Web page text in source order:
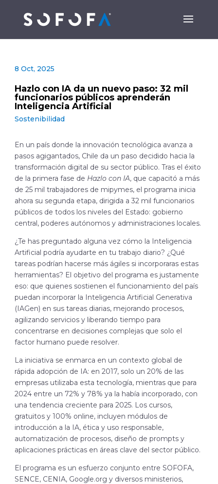
8 Oct, 2025
Hazlo con IA da un nuevo paso: 32 mil
funcionarios públicos aprenderán
Inteligencia Artificial
Sostenibilidad
En un país donde la innovación tecnológica avanza a
pasos agigantados, Chile da un paso decidido hacia la
transformación digital de su sector público. Tras el éxito
de la primera fase de Hazlo con IA, que capacitó a más
de 25 mil trabajadores de mipymes, el programa inicia
ahora su segunda etapa, dirigida a 32 mil funcionarios
públicos de todos los niveles del Estado: gobierno
central, poderes autónomos y administraciones locales.
¿Te has preguntado alguna vez cómo la Inteligencia
Artificial podría ayudarte en tu trabajo diario? ¿Qué
tareas podrían hacerse más ágiles si incorporaras estas
herramientas? El objetivo del programa es justamente
eso: que quienes sostienen el funcionamiento del país
puedan incorporar la Inteligencia Artificial Generativa
(IAGen) en sus tareas diarias, mejorando procesos,
agilizando servicios y liberando tiempo para
concentrarse en decisiones complejas que solo el
factor humano puede resolver.
La iniciativa se enmarca en un contexto global de
rápida adopción de IA: en 2017, solo un 20% de las
empresas utilizaba esta tecnología, mientras que para
2024 entre un 72% y 78% ya la había incorporado, con
una tendencia creciente para 2025. Los cursos,
gratuitos y 100% online, incluyen módulos de
introducción a la IA, ética y uso responsable,
automatización de procesos, diseño de prompts y
aplicaciones prácticas en áreas clave del sector público.
El programa es un esfuerzo conjunto entre SOFOFA,
SENCE, CENIA, Google.org y diversos ministerios,